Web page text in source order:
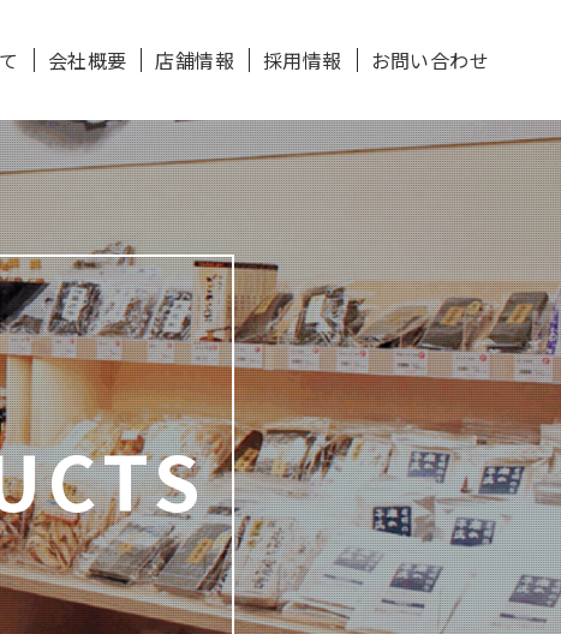
会社概要 店舗情報 採用情報 お問い合わせ